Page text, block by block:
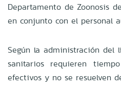
Departamento de Zoonosis
en conjunto con el personal
Según la administración del
sanitarios requieren
efectivos y no se resuelven